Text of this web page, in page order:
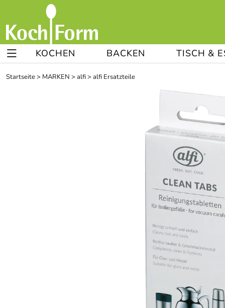
KOCHEN BACKEN TISCH &
Startseite> MARKEN > alfi> alfi Ersatzteile